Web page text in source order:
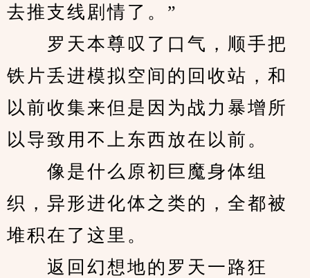
去推支线剧情了。”
罗天本尊叹了口气，顺手把
铁片丢进模拟空间的回收站，和
以前收集来但是因为战力暴增所
以导致用不上东西放在以前。
像是什么原初巨魔身体组
织，异形进化体之类的，全都被
堆积在了这里。
返回幻想地的罗天一路狂